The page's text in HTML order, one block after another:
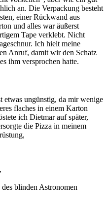
an. Die Verpackung besteht
einer Rückwand aus
und alles war äußerst
Tape verklebt. Nicht
Ich hielt meine
Anruf, damit wir den Schatz
ihm versprochen hatte.
etwas ungünstig, da mir wenige
flaches in einem Karton
ich Dietmar auf später,
die Pizza in meinem
blinden Astronomen